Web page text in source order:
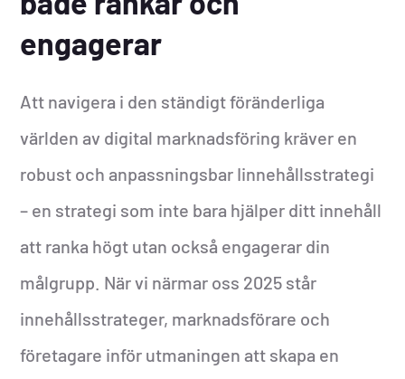
engagerar
Att navigera i den ständigt föränderliga
världen av digital marknadsföring kräver en
robust och anpassningsbar Iinnehållsstrategi
– en strategi som inte bara hjälper ditt innehåll
att ranka högt utan också engagerar din
målgrupp. När vi närmar oss 2025 står
innehållsstrateger, marknadsförare och
företagare inför utmaningen att skapa en